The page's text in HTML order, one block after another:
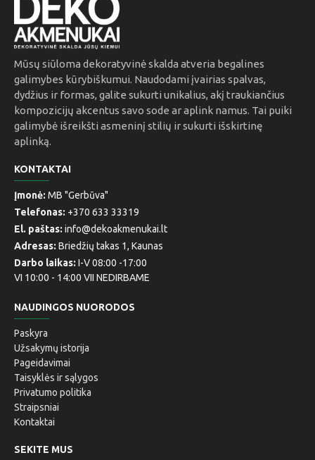
Mūsų siūloma dekoratyvinė skalda atveria begalines
galimybes kūrybiškumui. Naudodami įvairias spalvas,
dydžius ir formas, galite sukurti unikalius, akį traukiančius
kompozicijų akcentus savo sode ar aplink namus. Tai puiki
galimybė išreikšti asmeninį stilių ir sukurti išskirtinę
aplinką.
KONTAKTAI
Įmonė: MB "Gerbūva"
Telefonas: +370 633 33319
El. paštas: info@dekoakmenukai.lt
Adresas: Briedžių takas 1, Kaunas
Darbo laikas: I-V 08:00 -17:00
VI 10:00 - 14:00 VII NEDIRBAME
NAUDINGOS NUORODOS
Paskyra
Užsakymų istorija
Pageidavimai
Taisyklės ir sąlygos
Privatumo politika
Straipsniai
Kontaktai
SEKITE MUS